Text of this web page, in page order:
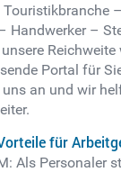
Handwerker –
Portal für
an und wir
für
Als Personaler